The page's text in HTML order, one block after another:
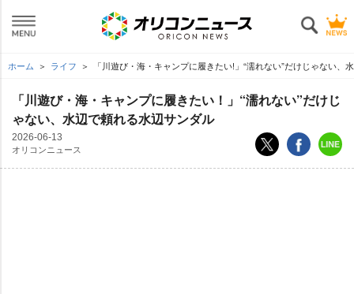
ホーム ライフ 「川遊び・海・キャンプに履きたい!」“濡れない”だけじゃない、
「川遊び・海・キャンプに履きたい！」“濡れない”だけじ
ゃない、水辺で頼れる水辺サンダル
2026-06-13
オリコンニュース